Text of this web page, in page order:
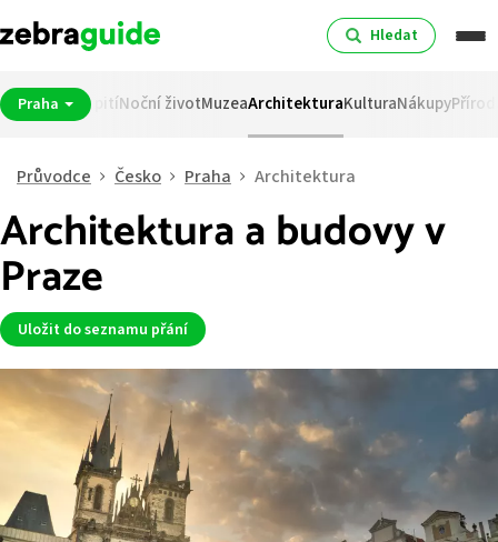
Hledat
PrahaJídlo a pitíNoční životMuzeaArchitekturaKulturaNákupy
Průvodce Česko Praha Architektura
Architektura a budovy v
Praze
Uložit do seznamu přání